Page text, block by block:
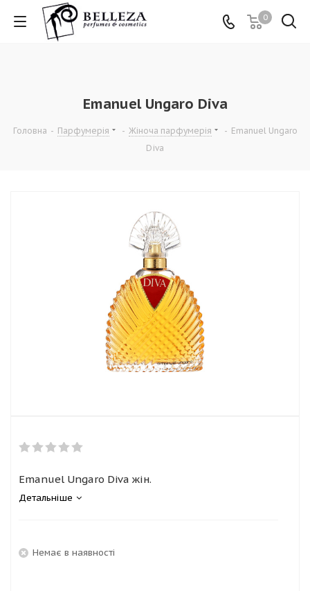
0
Emanuel Ungaro Diva
Головна - Парфумерія - Жіноча парфумерія - Emanuel Ungaro
Diva
Emanuel Ungaro Diva жін.
Детальніше
Немає в наявності